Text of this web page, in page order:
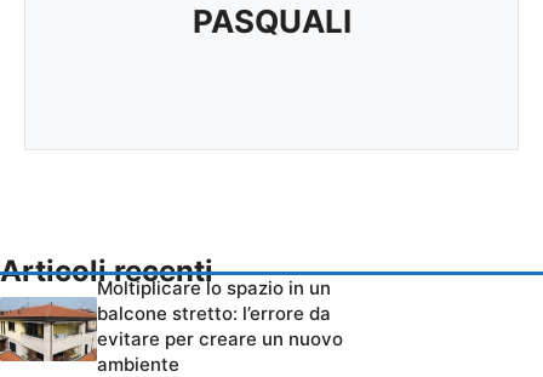
PASQUALI
Articoli recenti
Moltiplicare lo spazio in un
balcone stretto: l’errore da
evitare per creare un nuovo
ambiente